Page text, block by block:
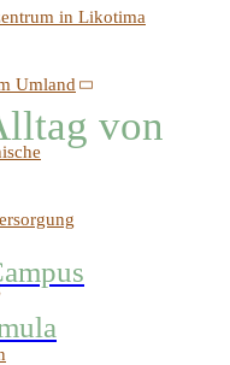
in Likotima
Umland
von